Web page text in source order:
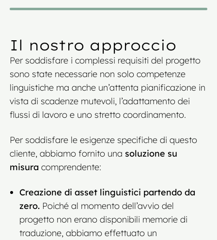
Il nostro approccio
Per soddisfare i complessi requisiti del progetto
sono state necessarie non solo competenze
linguistiche ma anche un’attenta pianificazione in
vista di scadenze mutevoli, l’adattamento dei
flussi di lavoro e uno stretto coordinamento.
Per soddisfare le esigenze specifiche di questo
cliente, abbiamo fornito una soluzione su
misura comprendente:
Creazione di asset linguistici partendo da
zero. Poiché al momento dell’avvio del
progetto non erano disponibili memorie di
traduzione, abbiamo effettuato un